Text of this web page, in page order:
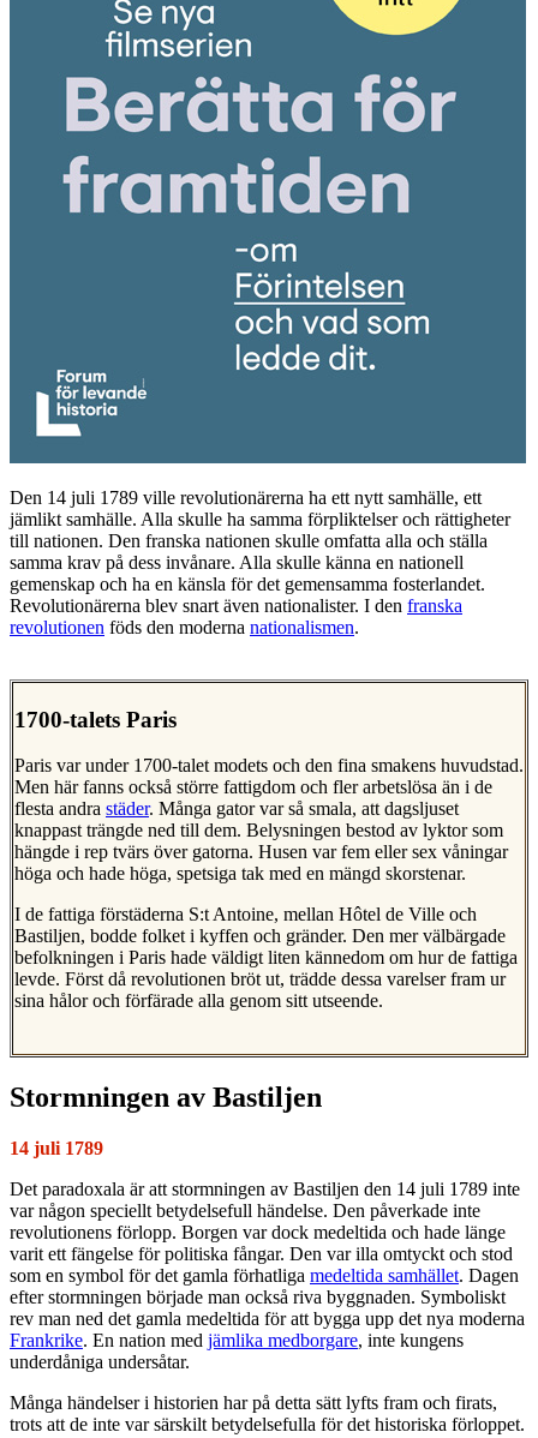
Den 14 juli 1789 ville revolutionärerna ha ett nytt samhälle, ett
jämlikt samhälle. Alla skulle ha samma förpliktelser och rättigheter
till nationen. Den franska nationen skulle omfatta alla och ställa
samma krav på dess invånare. Alla skulle känna en nationell
gemenskap och ha en känsla för det gemensamma fosterlandet.
Revolutionärerna blev snart även nationalister. I den franska
revolutionen föds den moderna nationalismen.
1700-talets Paris
Paris var under 1700-talet modets och den fina smakens huvudstad.
Men här fanns också större fattigdom och fler arbetslösa än i de
flesta andra städer. Många gator var så smala, att dagsljuset
knappast trängde ned till dem. Belysningen bestod av lyktor som
hängde i rep tvärs över gatorna. Husen var fem eller sex våningar
höga och hade höga, spetsiga tak med en mängd skorstenar.
I de fattiga förstäderna S:t Antoine, mellan Hôtel de Ville och
Bastiljen, bodde folket i kyffen och gränder. Den mer välbärgade
befolkningen i Paris hade väldigt liten kännedom om hur de fattiga
levde. Först då revolutionen bröt ut, trädde dessa varelser fram ur
sina hålor och förfärade alla genom sitt utseende.
Stormningen av Bastiljen
14 juli 1789
Det paradoxala är att stormningen av Bastiljen den 14 juli 1789 inte
var någon speciellt betydelsefull händelse. Den påverkade inte
revolutionens förlopp. Borgen var dock medeltida och hade länge
varit ett fängelse för politiska fångar. Den var illa omtyckt och stod
som en symbol för det gamla förhatliga medeltida samhället. Dagen
efter stormningen började man också riva byggnaden. Symboliskt
rev man ned det gamla medeltida för att bygga upp det nya moderna
Frankrike. En nation med jämlika medborgare, inte kungens
underdåniga undersåtar.
Många händelser i historien har på detta sätt lyfts fram och firats,
trots att de inte var särskilt betydelsefulla för det historiska förloppet.